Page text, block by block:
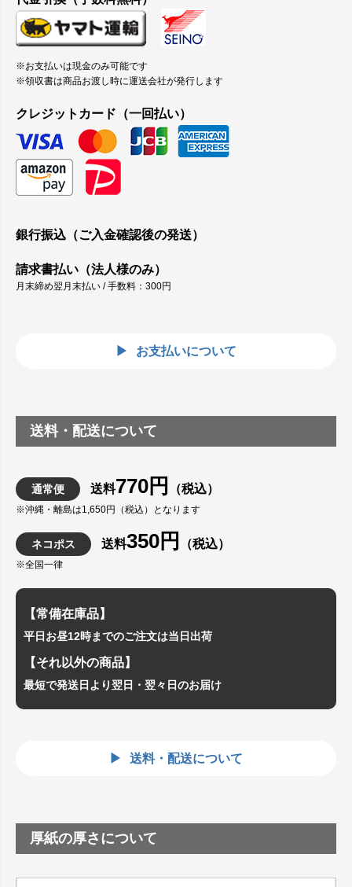
※お支払いは現金のみ可能です
※領収書は商品お渡し時に運送会社が発行します
クレジットカード（一回払い）
銀行振込（ご入金確認後の発送）
請求書払い（法人様のみ）
月末締め翌月末払い / 手数料：300円
お支払いについて
送料・配送について
通常便 送料770円 （税込）
※沖縄・離島は1,650円（税込）となります
ネコポス 送料350円 （税込）
※全国一律
【常備在庫品】
平日お昼12時までのご注文は当日出荷
【それ以外の商品】
最短で発送日より翌日・翌々日のお届け
送料・配送について
厚紙の厚さについて